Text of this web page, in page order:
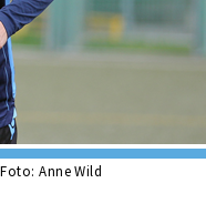
Anne Wild